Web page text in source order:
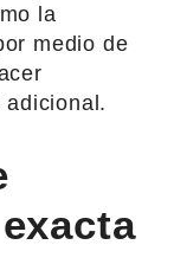
la
medio de